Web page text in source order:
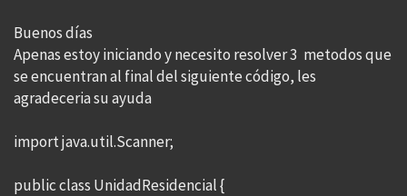
Buenos días
Apenas estoy iniciando y necesito resolver 3 metodos que
se encuentran al final del siguiente código, les
agradeceria su ayuda
import java.util.Scanner;
public class UnidadResidencial {